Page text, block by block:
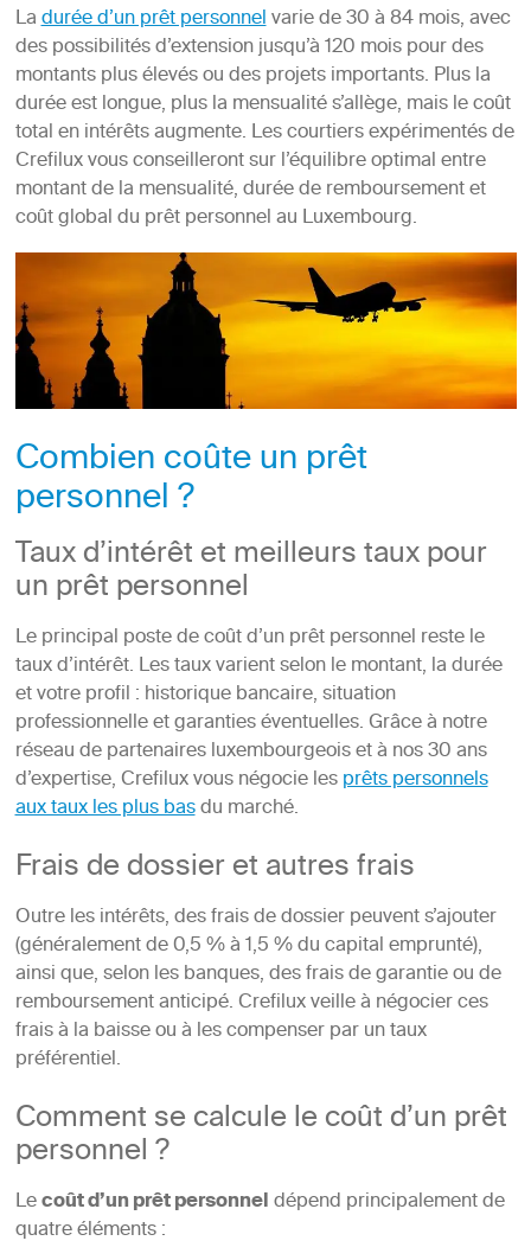
Ladurée d’un prêt personnelvarie de 30 à 84 mois, avec
des possibilités d’extension jusqu’à 120 mois pour des
montants plus élevés ou des projets importants. Plus la
durée est longue, plus la mensualité s’allège, mais le coût
total en intérêts augmente. Les courtiers expérimentés de
Crefilux vous conseilleront sur l’équilibre optimal entre
montant de la mensualité, durée de remboursement et
coût global du prêt personnel au Luxembourg.
Combien coûte un prêt
personnel ?
Taux d’intérêt et meilleurs taux pour
un prêt personnel
Le principal poste de coût d’un prêt personnel reste le
taux d’intérêt. Les taux varient selon le montant, la durée
et votre profil : historique bancaire, situation
professionnelle et garanties éventuelles. Grâce à notre
réseau de partenaires luxembourgeois et à nos 30 ans
d’expertise, Crefilux vous négocie lesprêts personnels
aux taux les plus basdu marché.
Frais de dossier et autres frais
Outre les intérêts, des frais de dossier peuvent s’ajouter
(généralement de 0,5 % à 1,5 % du capital emprunté),
ainsi que, selon les banques, des frais de garantie ou de
remboursement anticipé. Crefilux veille à négocier ces
frais à la baisse ou à les compenser par un taux
préférentiel.
Comment se calcule le coût d’un prêt
personnel ?
Lecoût d’un prêt personneldépend principalement de
quatre éléments :